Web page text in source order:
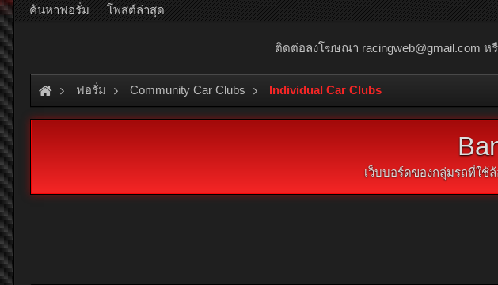
ติดต่อลงโฆษณา racingweb@gmail.com ห
ฟอรั่ม Community Car Clubs Individual Car Clubs
เว็บบอร์ดของกลุ่มรถที่ใช้
ค้นหาฟอรั่ม โพสต์ล่าสุด